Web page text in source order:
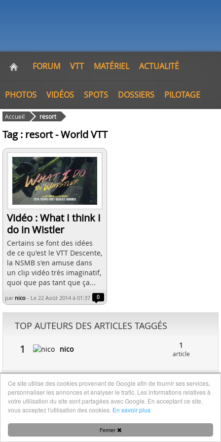
FORUM VTT MATÉRIEL ACTUALITÉ
PHOTOS VIDÉOS SPOTS DOSSIERS PILOTAGE
Accueil resort
Tag : resort - World VTT
Vidéo : What I think I
do in Wistler
Certains se font des idées
de ce qu'est le VTT Descente,
la NSMB s'en amuse dans
un clip vidéo très imaginatif,
quoi que pas tant que ça...
par nico - Le 22 Août 2014 à 01:37 0
TOP AUTEURS DES ARTICLES TAGGÉS
1 nico 1
article
Mentions légales|Nous contacter
Fermer
Ce site utilise des cookies provenant de Google afin de fournir ses services,
personnaliser les annonces et analyser le trafic. Les informations relatives à
votre utilisation du site sont partagées avec Google. En acceptant ce site,
vous acceptez l'utilisation des cookies. En savoir plus